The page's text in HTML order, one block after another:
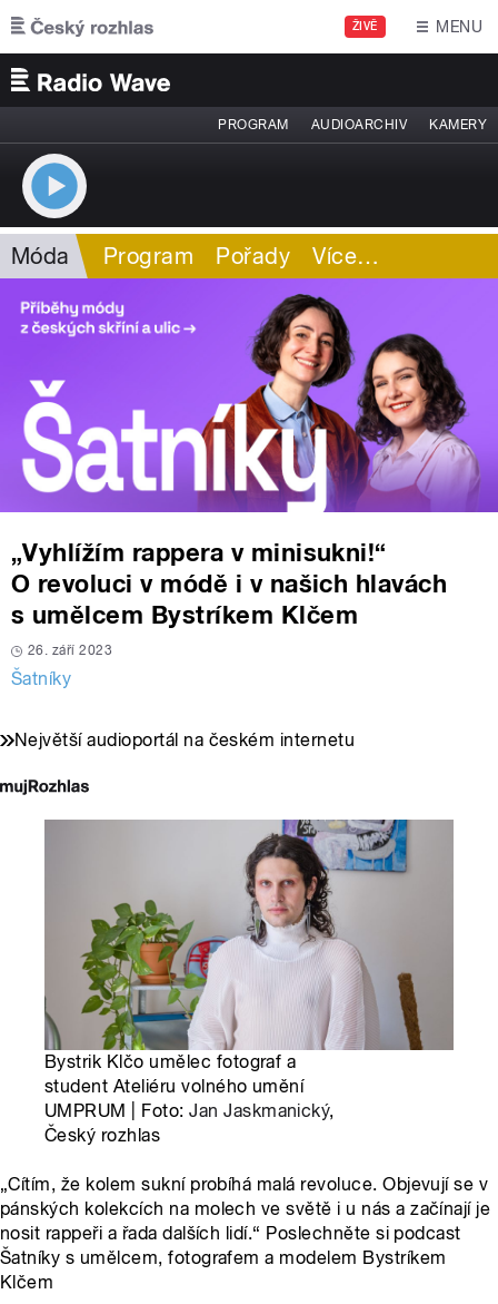
Přejít k hlavnímu obsahu
ŽIVĚ MENU
PROGRAM AUDIOARCHIV KAMERY
Móda Program Pořady Více…
„Vyhlížím rappera v minisukni!“
O revoluci v módě i v našich hlavách
s umělcem Bystríkem Klčem
26. září 2023
Šatníky
Největší audioportál na českém internetu
Bystrik Klčo umělec fotograf a
student Ateliéru volného umění
UMPRUM | Foto:Jan Jaskmanický,
Český rozhlas
„Cítím, že kolem sukní probíhá malá revoluce. Objevují se v
pánských kolekcích na molech ve světě i u nás a začínají je
nosit rappeři a řada dalších lidí.“ Poslechněte si podcast
Šatníky s umělcem, fotografem a modelem Bystríkem
Klčem